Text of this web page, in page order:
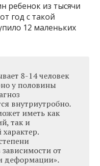
ребенок из тысячи
год с такой
12 маленьких
8-14 человек
у половины
внутриутробно.
иметь как
так и
от
деформации».